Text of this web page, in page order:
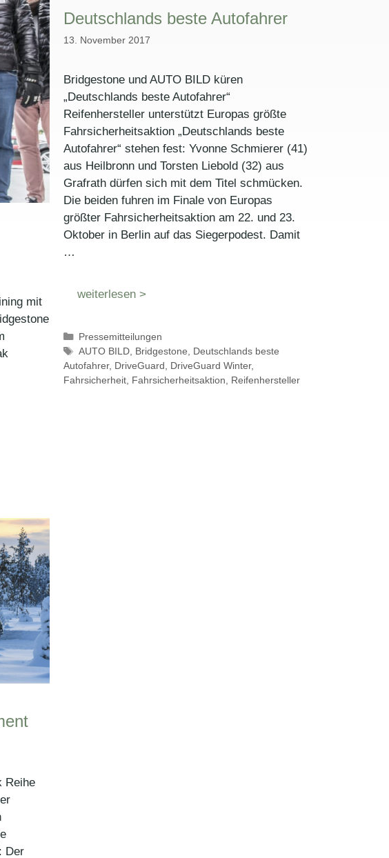
mit
Deutschlands beste Autofahrer
13. November 2017
Bridgestone und AUTO BILD küren
„Deutschlands beste Autofahrer“
Reifenhersteller unterstützt Europas größte
Fahrsicherheitsaktion „Deutschlands beste
Autofahrer“ stehen fest: Yvonne Schmierer (41)
aus Heilbronn und Torsten Liebold (32) aus
Grafrath dürfen sich mit dem Titel schmücken.
Die beiden fuhren im Finale von Europas
größter Fahrsicherheitsaktion am 22. und 23.
Oktober in Berlin auf das Siegerpodest. Damit
…
weiterlesen >
Kategorien
Pressemitteilungen
Schlagwörter
AUTO BILD, Bridgestone
Deutschlands beste
Autofahrer, DriveGuard DriveGuard Winter,
Fahrsicherheit Fahrsicherheitsaktion Reifenhersteller
Reihe
Der